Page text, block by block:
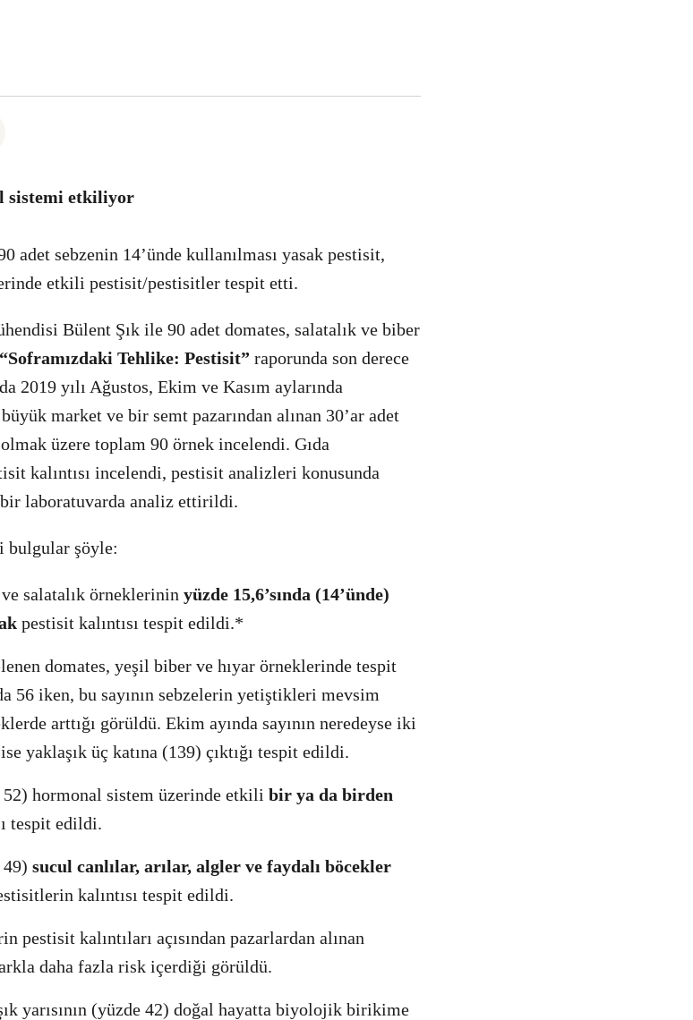
sistemi etkiliyor
adet sebzenin 14’ünde kullanılması yasak pestisit,
etkili pestisit/pestisitler tespit etti.
Bülent Şık ile 90 adet domates, salatalık ve biber
“Soframızdaki Tehlike: Pestisit” raporunda son derece
2019 yılı Ağustos, Ekim ve Kasım aylarında
market ve bir semt pazarından alınan 30’ar adet
üzere toplam 90 örnek incelendi. Gıda
kalıntısı incelendi, pestisit analizleri konusunda
laboratuvarda analiz ettirildi.
bulgular şöyle:
salatalık örneklerinin yüzde 15,6’sında (14’ünde)
pestisit kalıntısı tespit edildi.*
domates, yeşil biber ve hıyar örneklerinde tespit
56 iken, bu sayının sebzelerin yetiştikleri mevsim
arttığı görüldü. Ekim ayında sayının neredeyse iki
yaklaşık üç katına (139) çıktığı tespit edildi.
52) hormonal sistem üzerinde etkili bir ya da birden
tespit edildi.
sucul canlılar, arılar, algler ve faydalı böcekler
kalıntısı tespit edildi.
pestisit kalıntıları açısından pazarlardan alınan
daha fazla risk içerdiği görüldü.
yarısının (yüzde 42) doğal hayatta biyolojik birikime